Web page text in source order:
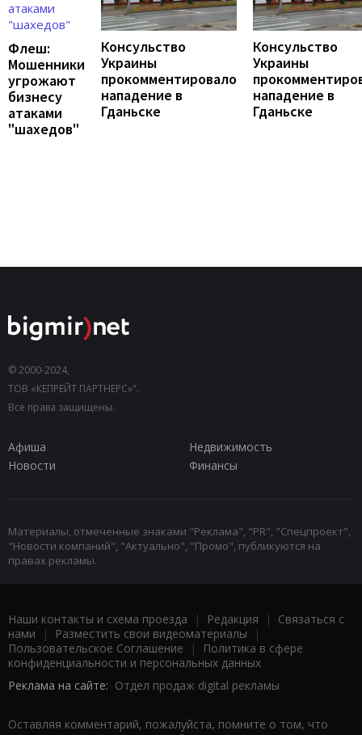
Флеш:
Мошенники
угрожают
бизнесу
атаками
"шахедов"
Консульство
Украины
прокомментировало
нападение в
Гданьске
Консульство
Украины
нападение в
Гданьске
© 2000-2024,
ТОВ «КЕПРЕЙТ ПАРТНЕРС»".
Все права защищены.
Афиша
Недвижимость
Новости
Финансы
Материалы, отмеченные знаками "Реклама", "PR", "Спецпроект",
"Новости компаний", "Актуально", "Промо", публикуются на
правах рекламы.
Наши контакты и схема проезда | Редакция | Связаться с
нами | Разместить свои видеоматериалы |
Пользовательское Соглашение |
Политика в сфере
конфиденциальности и персональных данных
Реклама на сайте: Отдел продаж digital рекламы
Оставляя комментарий, пожалуйста, помните о том, что